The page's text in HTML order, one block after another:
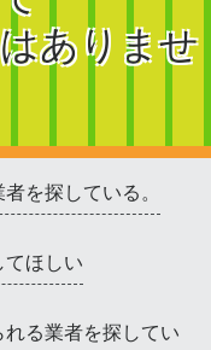
ありませ
を探している。
ほしい
る業者を探してい